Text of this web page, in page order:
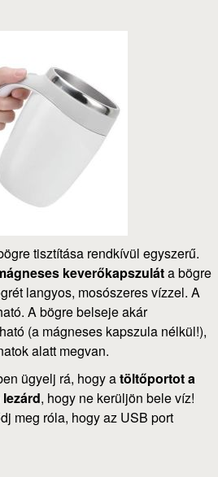
tisztítása rendkívül egyszerű.
keverőkapszuláta bögre
langyos, mosószeres vízzel. A
A bögre belseje akár
(a mágneses kapszula nélkül!),
alatt megvan.
ügyelj rá, hogy atöltőportot a
, hogy ne kerüljön bele víz!
meg róla, hogy az USB port